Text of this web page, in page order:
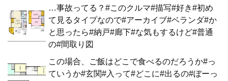
…事故ってる？#このクルマ#描写#好き#初め
て見るタイプなので#アーカイブ#ベランダ#か
と思ったら#納戸#廊下#な気もするけど#普通
の#間取り図
この場合、ご飯はどこで食べるのだろうか#っ
ていうか#玄関#入って#どこに#出るの#ぼーっ